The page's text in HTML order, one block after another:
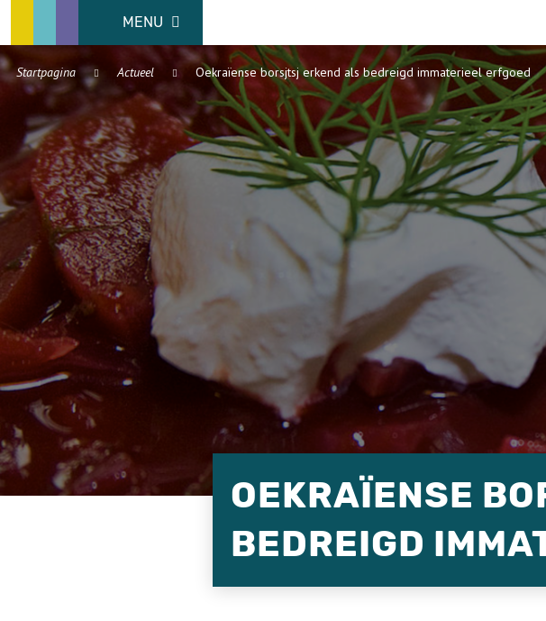
MENU
Startpagina Actueel Oekraïense borsjtsj erkend als bedreigd immaterieel erfgoed
OEKRAÏENSE
BEDREIGD